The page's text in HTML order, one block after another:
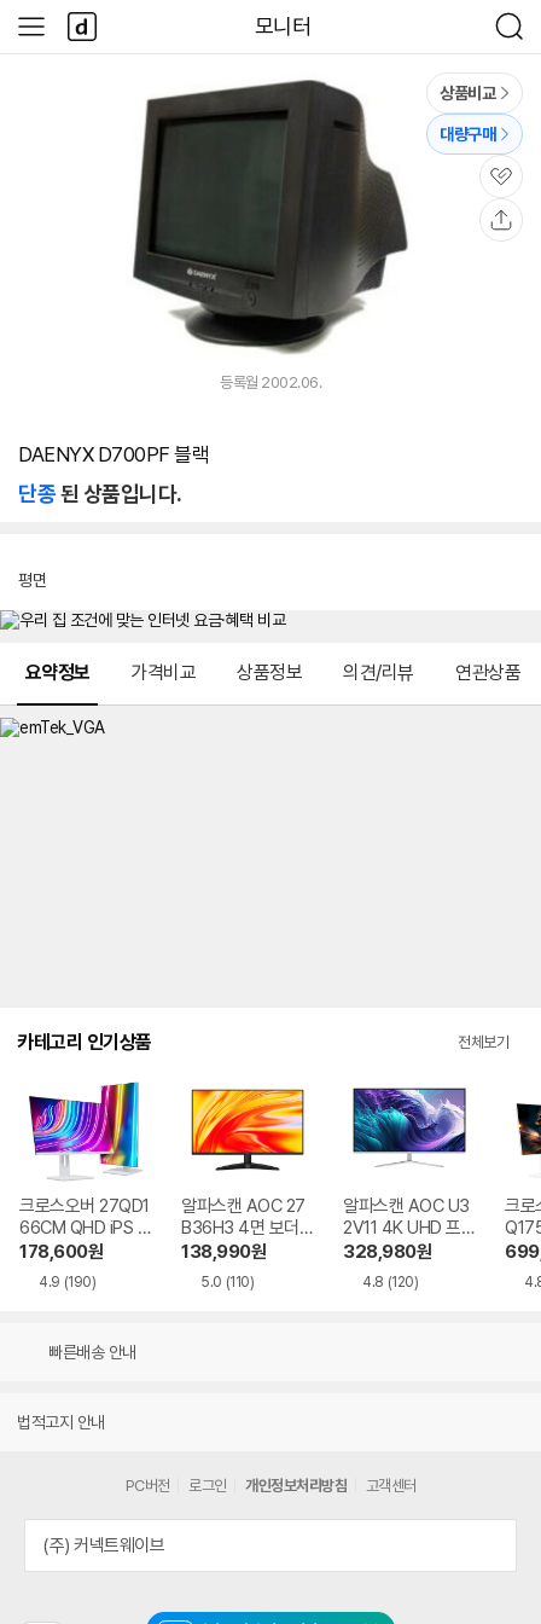
모니터
검
색
사
이
다
나
와
상품비교
대량구매
관
심
등록월 2002.06.
DAENYX D700PF 블랙
단종된 상품입니다.
평면
요약정보 가격비교 상품정보 의견/리뷰 연관상품
카테고리 인기상품 전체보기
크로스오버 27QD1
66CM QHD iPS U
SB-C 화이트 Ai 멀
티스탠드
178,600원
4.9 (190)
알파스캔 AOC 27
B36H3 4면 보더리
스 IPS 120 시력보
호 무결점
138,990원
5.0 (110)
알파스캔 AOC U3
2V11 4K UHD 프리
싱크 HDR 시력보호
무결점
328,980원
4.8 (120)
크로
Ai
빠른배송 안내
법적고지 안내
PC버전 로그인 개인정보처리방침 고객센터
(주) 커넥트웨이브